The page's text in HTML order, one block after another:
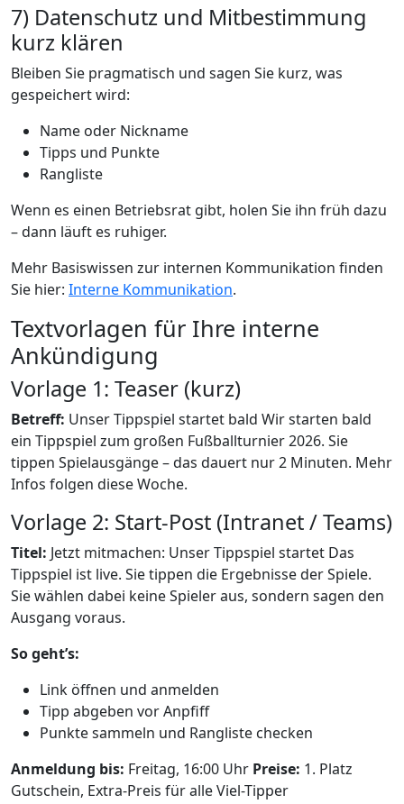
7) Datenschutz und Mitbestimmung
kurz klären
Bleiben Sie pragmatisch und sagen Sie kurz, was
gespeichert wird:
Name oder Nickname
Tipps und Punkte
Rangliste
Wenn es einen Betriebsrat gibt, holen Sie ihn früh dazu
– dann läuft es ruhiger.
Mehr Basiswissen zur internen Kommunikation finden
Sie hier: Interne Kommunikation.
Textvorlagen für Ihre interne
Ankündigung
Vorlage 1: Teaser (kurz)
Betreff: Unser Tippspiel startet bald Wir starten bald
ein Tippspiel zum großen Fußballturnier 2026. Sie
tippen Spielausgänge – das dauert nur 2 Minuten. Mehr
Infos folgen diese Woche.
Vorlage 2: Start-Post (Intranet / Teams)
Titel: Jetzt mitmachen: Unser Tippspiel startet Das
Tippspiel ist live. Sie tippen die Ergebnisse der Spiele.
Sie wählen dabei keine Spieler aus, sondern sagen den
Ausgang voraus.
So geht’s:
Link öffnen und anmelden
Tipp abgeben vor Anpfiff
Punkte sammeln und Rangliste checken
Anmeldung bis: Freitag, 16:00 Uhr Preise: 1. Platz
Gutschein, Extra-Preis für alle Viel-Tipper